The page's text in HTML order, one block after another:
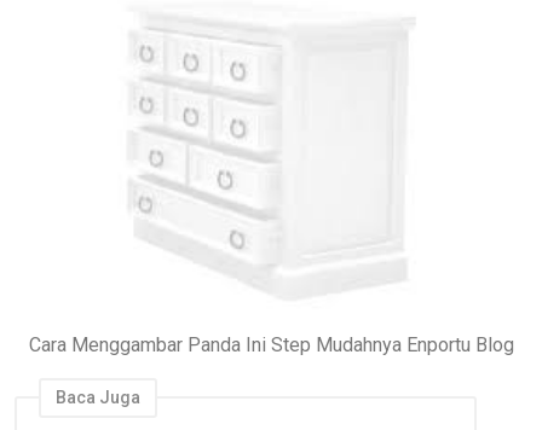
Cara Menggambar Panda Ini Step Mudahnya Enportu Blog
Baca Juga